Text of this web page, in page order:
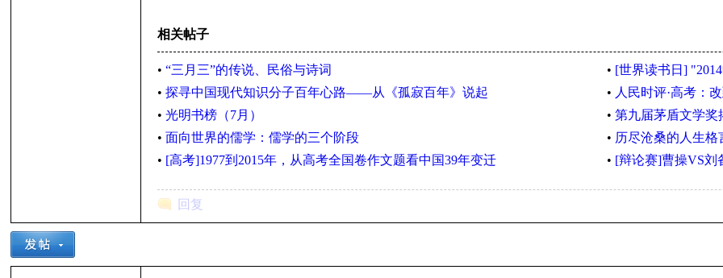
相关帖子
•“三月三”的传说、民俗与诗词 • [世界读书日]
•探寻中国现代知识分子百年心路——从《孤寂百年》说起 • 人民时评·高考：
•光明书榜（7月） •第九届茅盾文学奖
•面向世界的儒学：儒学的三个阶段 • 历尽沧桑的人生格
• [高考]1977到2015年，从高考全国卷作文题看中国39年变迁 • [辩论赛]曹操VS刘
回复